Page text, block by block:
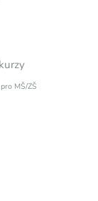
MŠ/ZŠ